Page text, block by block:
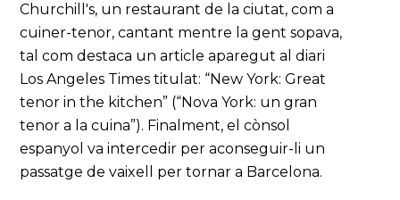
Churchill's, un restaurant de la ciutat, com a
cuiner-tenor, cantant mentre la gent sopava,
tal com destaca un article aparegut al diari
Los Angeles Times titulat: “New York: Great
tenor in the kitchen” (“Nova York: un gran
tenor a la cuina”). Finalment, el cònsol
espanyol va intercedir per aconseguir-li un
passatge de vaixell per tornar a Barcelona.